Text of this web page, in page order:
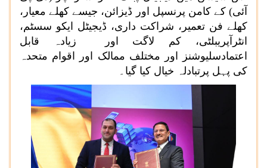
آئی) کے کامن پرنسپل اور ڈیزائن، جیسے کھلے معیار،
کھلے فن تعمیر، شراکت داری، ڈیجیٹل ایکو سسٹم،
انٹرآپریبلٹی، کم لاگت اور زیادہ قابل
اعتمادسلیوشنز اور مختلف ممالک اور اقوام متحدہ
کی پہل پرتبادلہ خیال کیا گیا۔